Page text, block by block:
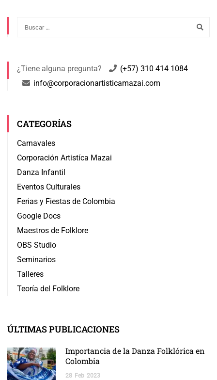
¿Tiene alguna pregunta?
(+57) 310 414 1084
info@corporacionartisticamazai.com
CATEGORÍAS
Carnavales
Corporación Artistíca Mazai
Danza Infantil
Eventos Culturales
Ferias y Fiestas de Colombia
Google Docs
Maestros de Folklore
OBS Studio
Seminarios
Talleres
Teoría del Folklore
ÚLTIMAS PUBLICACIONES
Importancia de la Danza Folklórica en
Colombia
28 Feb 2023